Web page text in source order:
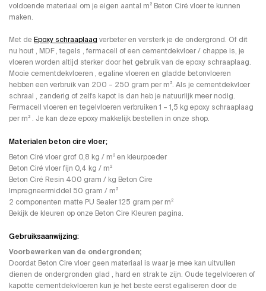
voldoende materiaal om je eigen aantal m² Beton Ciré vloer te kunnen
maken.
Met de Epoxy schraaplaag verbeter en versterk je de ondergrond. Of dit
nu hout , MDF , tegels , fermacell of een cementdekvloer / chappe is, je
vloeren worden altijd sterker door het gebruik van de epoxy schraaplaag.
Mooie cementdekvloeren , egaline vloeren en gladde betonvloeren
hebben een verbruik van 200 – 250 gram per m². Als je cementdekvloer
schraal , zanderig of zelfs kapot is dan heb je natuurlijk meer nodig.
Fermacell vloeren en tegelvloeren verbruiken 1 – 1,5 kg epoxy schraaplaag
per m² . Je kan deze epoxy makkelijk bestellen in onze shop.
Materialen beton cire vloer;
Beton Ciré vloer grof 0,8 kg / m² en kleurpoeder
Beton Ciré vloer fijn 0,4 kg / m²
Beton Ciré Resin 400 gram / kg Beton Cire
Impregneermiddel 50 gram / m²
2 componenten matte PU Sealer 125 gram per m²
Bekijk de kleuren op onze Beton Cire Kleuren pagina.
Gebruiksaanwijzing:
Voorbewerken van de ondergronden;
Doordat Beton Cire vloer geen materiaal is waar je mee kan uitvullen
dienen de ondergronden glad , hard en strak te zijn. Oude tegelvloeren of
kapotte cementdekvloeren kun je het beste eerst egaliseren door de